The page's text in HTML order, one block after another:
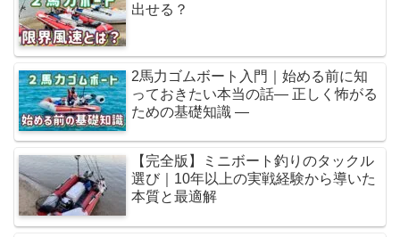
出せる？
2馬力ゴムボート入門｜始める前に知
っておきたい本当の話― 正しく怖がる
ための基礎知識 ―
【完全版】ミニボート釣りのタックル
選び｜10年以上の実戦経験から導いた
本質と最適解